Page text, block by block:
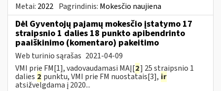
Metai: 2022 Pagrindinis: Mokesčio naujiena
Dėl Gyventojų pajamų mokesčio įstatymo 17
straipsnio 1 dalies 18 punkto apibendrinto
paaiškinimo (komentaro) pakeitimo
Web turinio sąrašas 2021-04-09
VMI prie FM[1], vadovaudamasi MAĮ[2] 25 straipsnio 1
dalies 2 punktu, VMI prie FM nuostatais[3], ir
atsižvelgdama į 2020...